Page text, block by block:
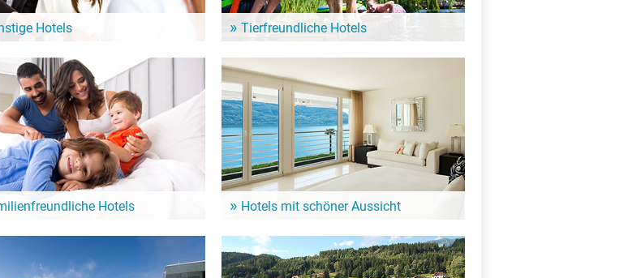
Hotels
für Deinen nächsten See-Urlaub. Günstige
für ein Wochenende oder länger.
Tierfreundliche Hotels
in der Umgebung vom Salmijärvi heißen auch
vierbeinige Gäste bei sich willkommen!
Hotels
und seinen zahlreichen Angeboten!
Hotels mit schöner Aussicht
Sehenswürdigkeit: Diese Hotels in der Nähe vom
Salmijärvi bieten großartige Aussicht!